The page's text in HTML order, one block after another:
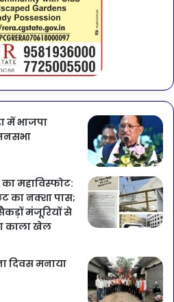
में भाजपा
का महाविस्फोट:
का नक्शा पास;
मंजूरियों से
काला खेल
दिवस मनाया